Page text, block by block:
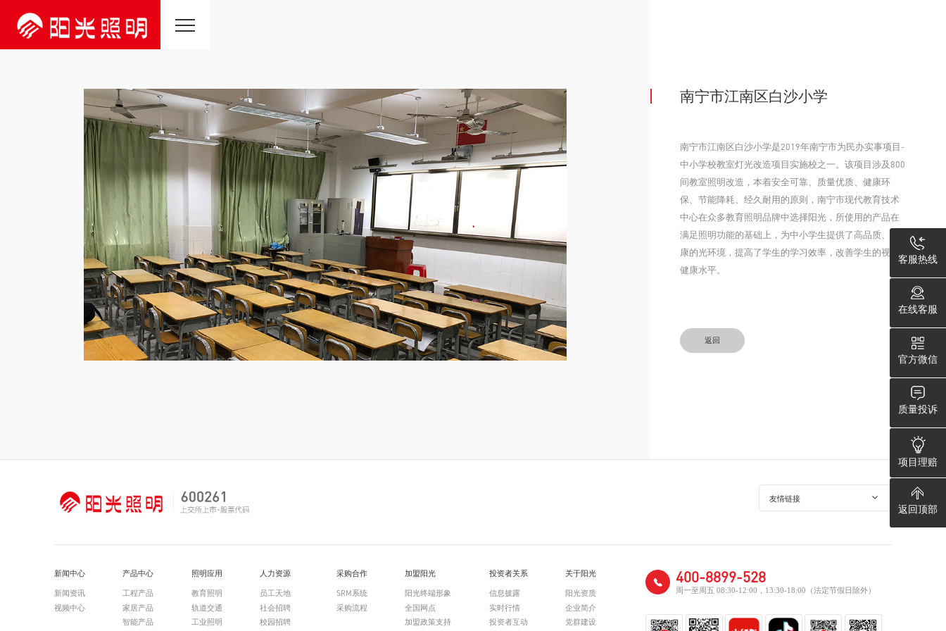
南宁市江南区白沙小学
南宁市江南区白沙小学是2019年南宁市为民办实事项目-
中小学校教室灯光改造项目实施校之一。该项目涉及800
间教室照明改造，本着安全可靠、质量优质、健康环
保、节能降耗、经久耐用的原则，南宁市现代教育技术
中心在众多教育照明品牌中选择阳光，所使用的产品在
满足照明功能的基础上，为中小学生提供了高品质、健
康的光环境，提高了学生的学习效率，改善学生的视力
健康水平。
返回
友情链接
新闻中心
新闻资讯
视频中心
产品中心
工程产品
家居产品
智能产品
照明应用
教育照明
轨道交通
工业照明
人力资源
员工天地
社会招聘
校园招聘
采购合作
SRM系统
采购流程
加盟阳光
阳光终端形象
全国网点
加盟政策支持
投资者关系
信息披露
实时行情
投资者互动
关于阳光
阳光资质
企业简介
党群建设
400-8899-528
周一至周五 08:30-12:00，13:30-18:00（法定节假日除外）
客服热线
在线客服
官方微信
质量投诉
项目理赔
返回顶部